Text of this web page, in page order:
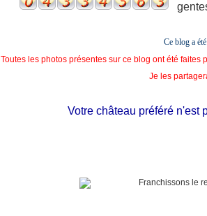
Ce blog a
Toutes les photos présentes sur ce blog ont été faites
Je les
Votre château préféré n'est